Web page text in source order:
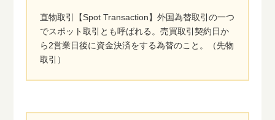
直物取引【Spot Transaction】外国為替取引の一つ
でスポット取引とも呼ばれる。売買取引契約日か
ら2営業日後に資金決済をする為替のこと。（先物
取引）